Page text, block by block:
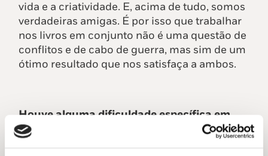
vida e a criatividade. E, acima de tudo, somos
verdadeiras amigas. É por isso que trabalhar
nos livros em conjunto não é uma questão de
conflitos e de cabo de guerra, mas sim de um
ótimo resultado que nos satisfaça a ambos.
Houve alguma dificuldade específica em
escrever sobre o amor queer num contexto